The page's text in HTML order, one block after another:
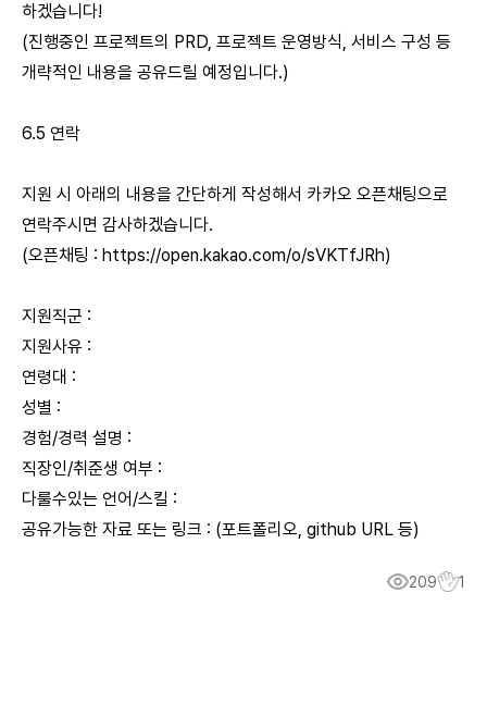
하겠습니다!
(진행중인 프로젝트의 PRD, 프로젝트 운영방식, 서비스 구성 등
개략적인 내용을 공유드릴 예정입니다.)
6.5 연락
지원 시 아래의 내용을 간단하게 작성해서 카카오 오픈채팅으로
연락주시면 감사하겠습니다.
(오픈채팅 : https://open.kakao.com/o/sVKTfJRh)
지원직군 :
지원사유 :
연령대 :
성별 :
경험/경력 설명 :
직장인/취준생 여부 :
다룰수있는 언어/스킬 :
공유가능한 자료 또는 링크 : (포트폴리오, github URL 등)
209 1